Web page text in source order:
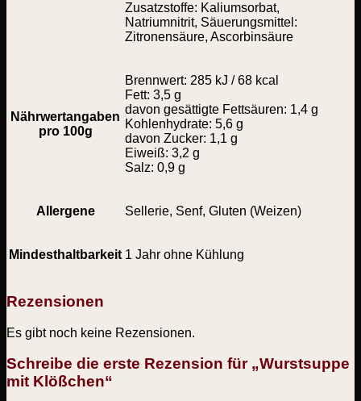
Zusatzstoffe: Kaliumsorbat,
Natriumnitrit, Säuerungsmittel:
Zitronensäure, Ascorbinsäure
Nährwertangaben
pro 100g
Brennwert: 285 kJ / 68 kcal
Fett: 3,5 g
davon gesättigte Fettsäuren: 1,4 g
Kohlenhydrate: 5,6 g
davon Zucker: 1,1 g
Eiweiß: 3,2 g
Salz: 0,9 g
Allergene Sellerie, Senf, Gluten (Weizen)
Mindesthaltbarkeit 1 Jahr ohne Kühlung
Rezensionen
Es gibt noch keine Rezensionen.
Schreibe die erste Rezension für „Wurstsuppe
mit Klößchen“